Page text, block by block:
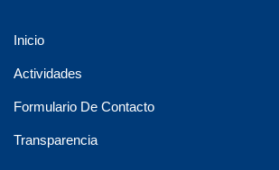
Inicio
Actividades
Formulario De Contacto
Transparencia